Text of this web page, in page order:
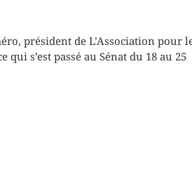
président de L’Association pour
s’est passé au Sénat du 18 au 25